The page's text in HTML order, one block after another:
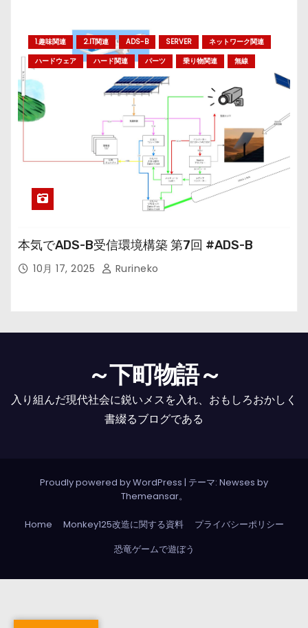
1.趣味関連 2.IT関連 ADS-B SERVER
ネットワーク関連
ハードウェア
ハード関連 パーツ 乗り物関連 無線
本気でADS-B受信環境構築 第7回 #ADS-B
10月 17, 2025 Rurineko
～下町物語～
入り組んだ現代社会に鋭いメスを入れ、おもしろおかしく
書綴るブログである
Proudly powered by WordPress | テーマ: Newses by
Themeansar。
Home Monkey125改造に関する資料
プライバシーポリシー
恐竜ゲームで遊ぼう